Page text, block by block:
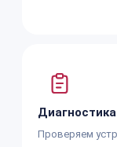
Проверяем